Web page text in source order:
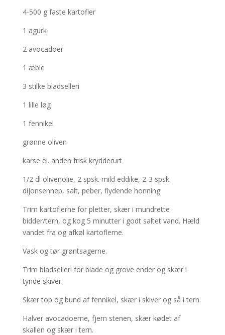
4-500 g faste kartofler
1 agurk
2 avocadoer
1 æble
3 stilke bladselleri
1 lille løg
1 fennikel
grønne oliven
karse el. anden frisk krydderurt
1/2 dl olivenolie, 2 spsk. mild eddike, 2-3 spsk.
dijonsennep, salt, peber, flydende honning
Trim kartoflerne for pletter, skær i mundrette
bidder/tern, og kog 5 minutter i godt saltet vand. Hæld
vandet fra og afkøl kartoflerne.
Vask og tør grøntsagerne.
Trim bladselleri for blade og grove ender og skær i
tynde skiver.
Skær top og bund af fennikel, skær i skiver og så i tern.
Halver avocadoerne, fjern stenen, skær kødet af
skallen og skær i tern.